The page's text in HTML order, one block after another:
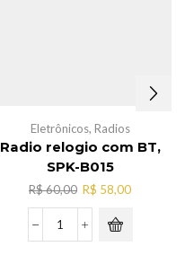
Eletrônicos, Radios
Radio relogio com BT,
SPK-B015
R$60,00 O
preço
original
era:
R$ 58,00O
Radio